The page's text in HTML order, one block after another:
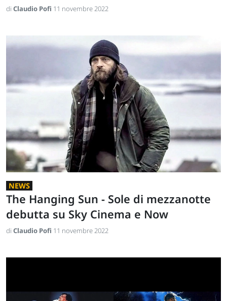
di Claudio Pofi 11 novembre 2022
NEWS
The Hanging Sun - Sole di mezzanotte
debutta su Sky Cinema e Now
di Claudio Pofi 11 novembre 2022